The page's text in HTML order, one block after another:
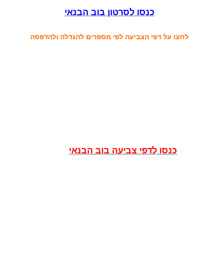
כנסו לסרטון בוב הבנאי
לחצו על דפי הצביעה לפי מספרים להגדלה ולהדפסה
כנסו לדפי צביעה בוב הבנאי